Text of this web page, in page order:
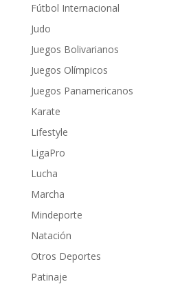
Fútbol Internacional
Judo
Juegos Bolivarianos
Juegos Olímpicos
Juegos Panamericanos
Karate
Lifestyle
LigaPro
Lucha
Marcha
Mindeporte
Natación
Otros Deportes
Patinaje